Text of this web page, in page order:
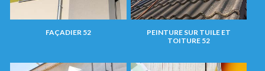
FAÇADIER 52
PEINTURE SUR TUILE ET
TOITURE 52